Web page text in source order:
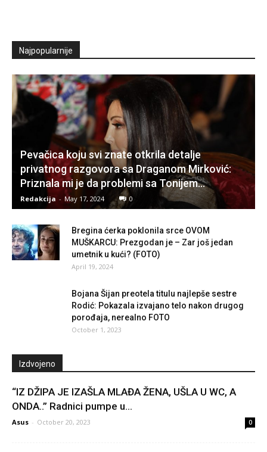
Najpopularnije
Pevačica koju svi znate otkrila detalje
privatnog razgovora sa Draganom Mirković:
Priznala mi je da problemi sa Tonijem…
Redakcija - May 17, 2024 0
Bregina ćerka poklonila srce OVOM
MUŠKARCU: Prezgodan je – Zar još jedan
umetnik u kući? (FOTO)
April 19, 2024
Bojana Šijan preotela titulu najlepše sestre
Rodić: Pokazala izvajano telo nakon drugog
porođaja, nerealno FOTO
October 1, 2023
Izdvojeno
“IZ DŽIPA JE IZAŠLA MLAĐA ŽENA, UŠLA U WC, A
ONDA..” Radnici pumpe u...
Asus - October 20, 2023 0